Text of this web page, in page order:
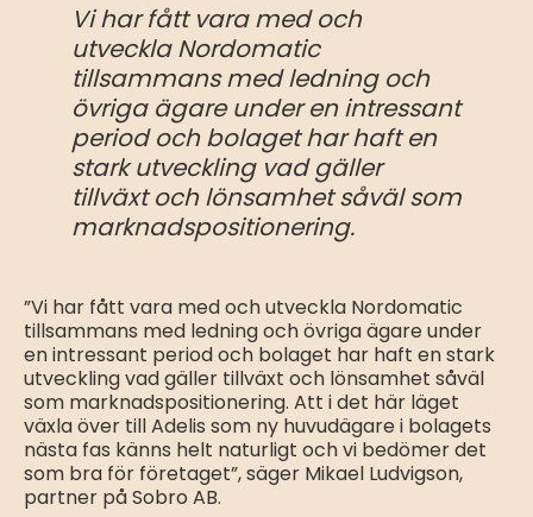
Vi har fått vara med och
utveckla Nordomatic
tillsammans med ledning och
övriga ägare under en intressant
period och bolaget har haft en
stark utveckling vad gäller
tillväxt och lönsamhet såväl som
marknadspositionering.
”Vi har fått vara med och utveckla Nordomatic
tillsammans med ledning och övriga ägare under
en intressant period och bolaget har haft en stark
utveckling vad gäller tillväxt och lönsamhet såväl
som marknadspositionering. Att i det här läget
växla över till Adelis som ny huvudägare i bolagets
nästa fas känns helt naturligt och vi bedömer det
som bra för företaget”, säger Mikael Ludvigson,
partner på Sobro AB.